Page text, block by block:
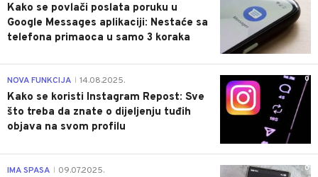
Kako se povlači poslata poruku u
Google Messages aplikaciji: Nestaće sa
telefona primaoca u samo 3 koraka
0
NOVA FUNKCIJA 14.08.2025.
Kako se koristi Instagram Repost: Sve
što treba da znate o dijeljenju tuđih
objava na svom profilu
0
IMA SPASA 09.07.2025.